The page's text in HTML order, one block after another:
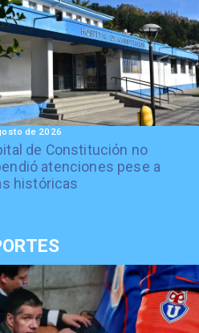
de Constitución no
atenciones pese a
históricas
de 2026